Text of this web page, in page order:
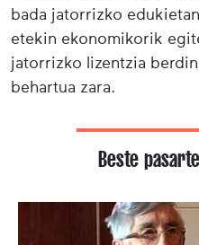
bada jatorrizko
etekin ekonomikorik
jatorrizko lizentzia
behartua zara.
Beste